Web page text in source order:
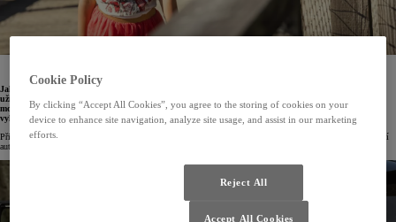
Jak ještě své děti o prázdninách zabavit? Vezměte je na výlet. Poradíme kam. Zásoba výletů, které si
užijí i děti, se přitom může hodit celoročně. Hrady s tím správným příběhem jsou jistota, úspěch
mohou mít i některé technické památky a zásadní je naplánovat si cestou i zastávku, kde se můžete
vykoupat.
Přinášíme výběr těch nejlepších výletních cílů ze seriálu
, který už několik let natáčí české zastoupení
automobilky Toyota.
Cookie Policy
By clicking “Accept All Cookies”, you agree to the storing of cookies on your
device to enhance site navigation, analyze site usage, and assist in our marketing
efforts.
Reject All
Accept All Cookies